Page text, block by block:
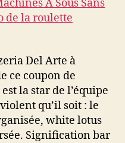
A Sous Sans
de la roulette
Del Arte à
ce coupon de
la star de l’équipe
qu’il soit : le
white lotus
Signification bar